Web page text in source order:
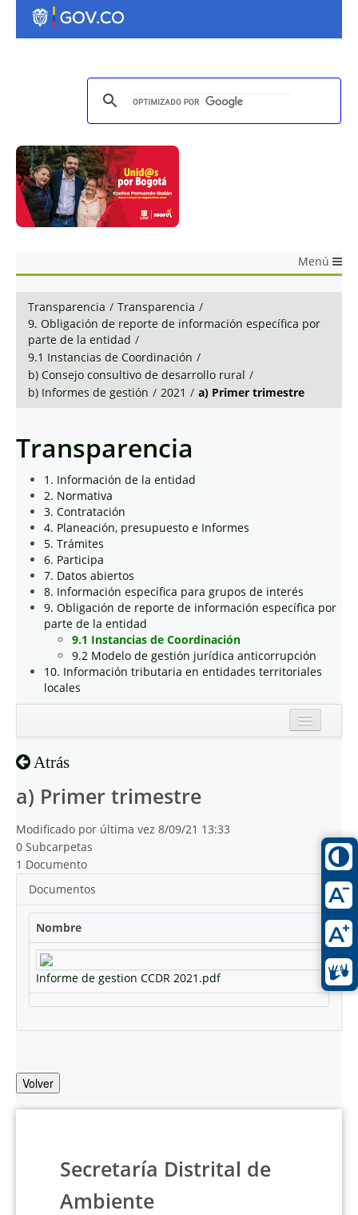
Menú
Transparencia / Transparencia /
9. Obligación de reporte de información específica por
parte de la entidad /
9.1 Instancias de Coordinación /
b) Consejo consultivo de desarrollo rural /
b) Informes de gestión / 2021 / a) Primer trimestre
Transparencia
1. Información de la entidad
2. Normativa
3. Contratación
4. Planeación, presupuesto e Informes
5. Trámites
6. Participa
7. Datos abiertos
8. Información específica para grupos de interés
9. Obligación de reporte de información específica por
parte de la entidad
9.1 Instancias de Coordinación
9.2 Modelo de gestión jurídica anticorrupción
10. Información tributaria en entidades territoriales
locales
Atrás
a) Primer trimestre
Modificado por última vez 8/09/21 13:33
0 Subcarpetas
1 Documento
Documentos
Nombre
Informe de gestion CCDR 2021.pdf
Volver
Secretaría Distrital de
Ambiente